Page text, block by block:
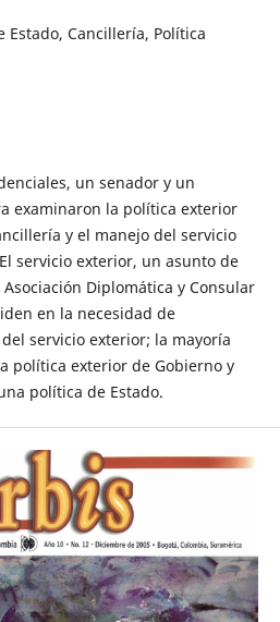
Estado, Cancillería, Política
un senador y un
examinaron la política exterior
y el manejo del servicio
servicio exterior, un asunto de
Diplomática y Consular
en la necesidad de
servicio exterior; la mayoría
política exterior de Gobierno y
política de Estado.